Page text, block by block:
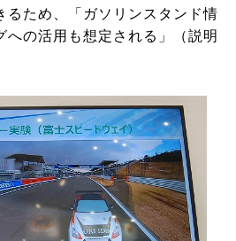
るため、「ガソリンスタンド情
への活用も想定される」（説明